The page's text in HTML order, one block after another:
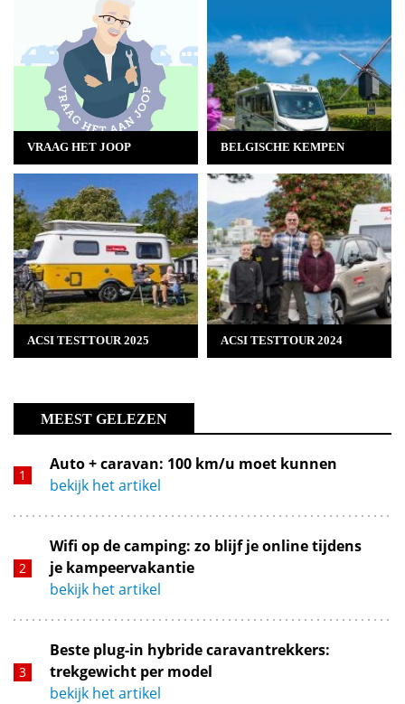
VRAAG HET JOOP
ACSI TESTTOUR 2025
BELGISCHE KEMPEN
ACSI TESTTOUR 2024
MEEST GELEZEN
Auto + caravan: 100 km/u moet kunnen
bekijk het artikel
Wifi op de camping: zo blijf je online tijdens
je kampeervakantie
bekijk het artikel
Beste plug-in hybride caravantrekkers:
trekgewicht per model
bekijk het artikel